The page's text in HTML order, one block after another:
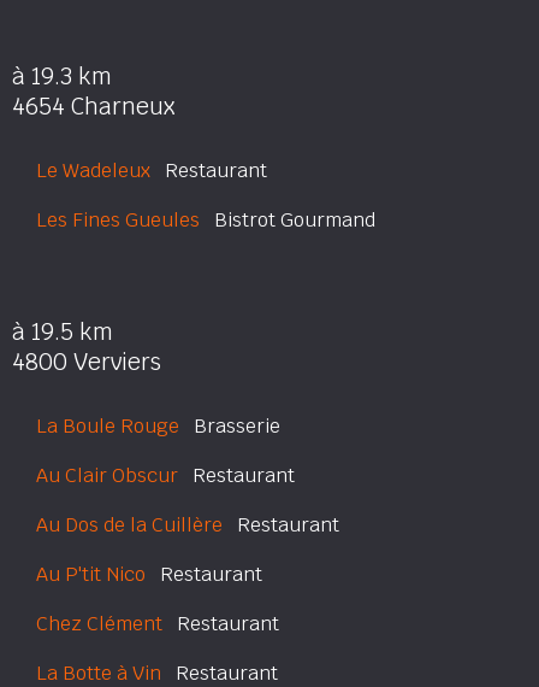
à 19.3 km
4654 Charneux
Le Wadeleux Restaurant
Les Fines Gueules Bistrot Gourmand
à 19.5 km
4800 Verviers
La Boule Rouge Brasserie
Au Clair Obscur Restaurant
Au Dos de la Cuillère Restaurant
Au P'tit Nico Restaurant
Chez Clément Restaurant
La Botte à Vin Restaurant